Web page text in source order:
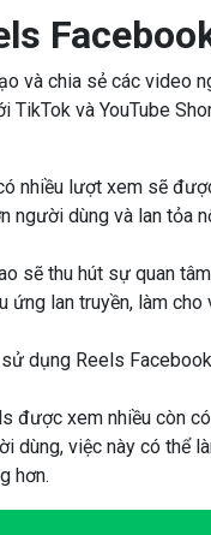
và chia sẻ các video
và YouTube
nhiều lượt xem sẽ
người dùng và lan tỏa
sẽ thu hút sự quan
ứng lan truyền, làm
dụng Reels
được xem nhiều còn
việc này có thể
hơn.